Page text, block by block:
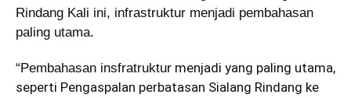
Rindang Kali ini, infrastruktur menjadi pembahasan
paling utama.
“Pembahasan insfratruktur menjadi yang paling utama,
seperti Pengaspalan perbatasan Sialang Rindang ke